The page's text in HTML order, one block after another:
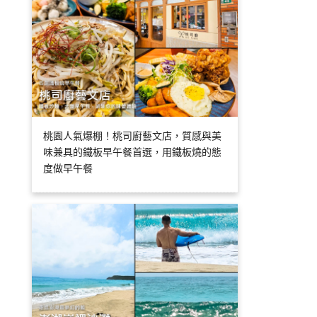
桃園人氣爆棚！桃司廚藝文店，質感與美
味兼具的鐵板早午餐首選，用鐵板燒的態
度做早午餐